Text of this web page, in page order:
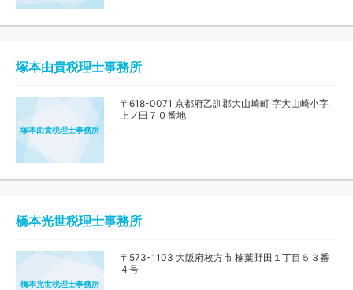
塚本由貴税理士事務所
塚本由貴税理士事務所
〒618-0071 京都府乙訓郡大山崎町 字大山崎小字
上ノ田７０番地
橋本光世税理士事務所
橋本光世税理士事務所
〒573-1103 大阪府枚方市 楠葉野田１丁目５３番
４号